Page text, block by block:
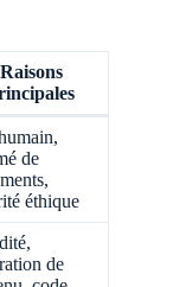
Raisons
de
éthique
de